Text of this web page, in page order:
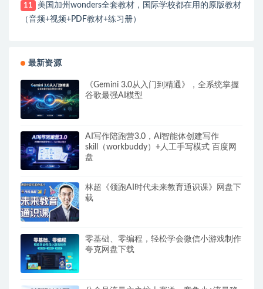
11
美国加州wonders全套教材，国际学校都在用的原版教材
（音频+视频+PDF教材+练习册）
最新资源
《Gemini 3.0从入门到精通》，全系统掌握
谷歌最强AI模型
AI写作陪跑营3.0，Ai智能体创建写作
skill（workbuddy）+人工手写模式 百度网
盘
林超《领跑AI时代未来教育通识课》网盘下
载
零基础、零编程，轻松学会微信小游戏制作
夸克网盘下载